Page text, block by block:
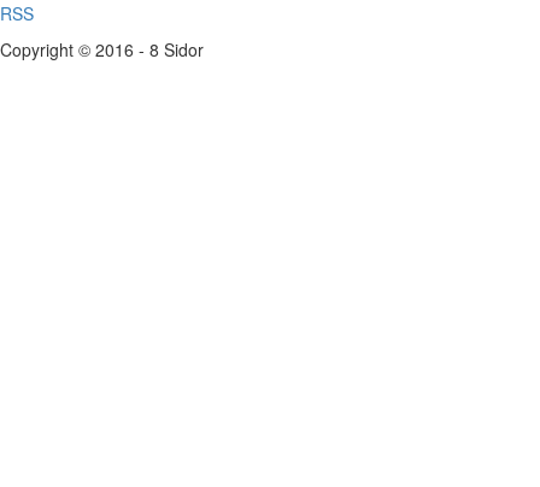
RSS
Copyright © 2016 - 8 Sidor